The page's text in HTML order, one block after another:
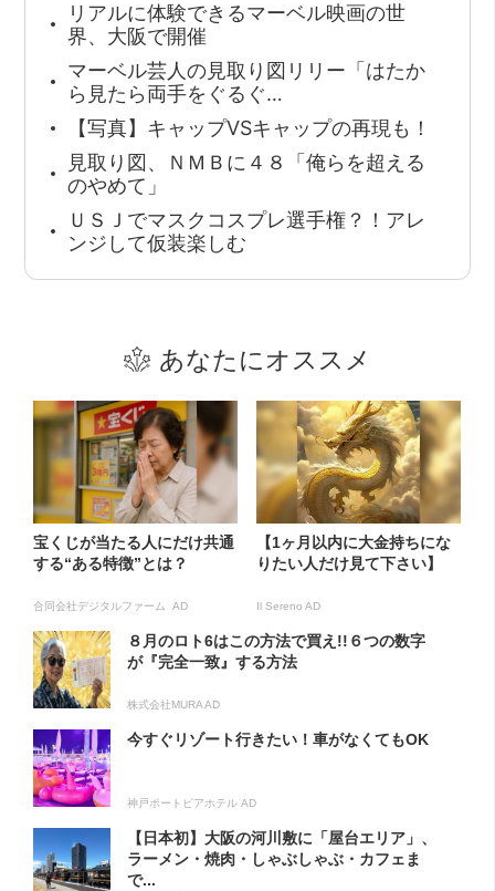
リアルに体験できるマーベル映画の世
界、大阪で開催
マーベル芸人の見取り図リリー「はたか
ら見たら両手をぐるぐ…
【写真】キャップVSキャップの再現も！
見取り図、ＮＭＢに４８「俺らを超える
のやめて」
ＵＳＪでマスクコスプレ選手権？！アレ
ンジして仮装楽しむ
あなたにオススメ
宝くじが当たる人にだけ共通
する“ある特徴”とは？
合同会社デジタルファーム AD
【1ヶ月以内に大金持ちにな
りたい人だけ見て下さい】
Il Sereno AD
８月のロト6はこの方法で買え!!６つの数字
が『完全一致』する方法
株式会社MURA AD
今すぐリゾート行きたい！車がなくてもOK
神戸ポートピアホテル AD
【日本初】大阪の河川敷に「屋台エリア」、
ラーメン・焼肉・しゃぶしゃぶ・カフェま
で...